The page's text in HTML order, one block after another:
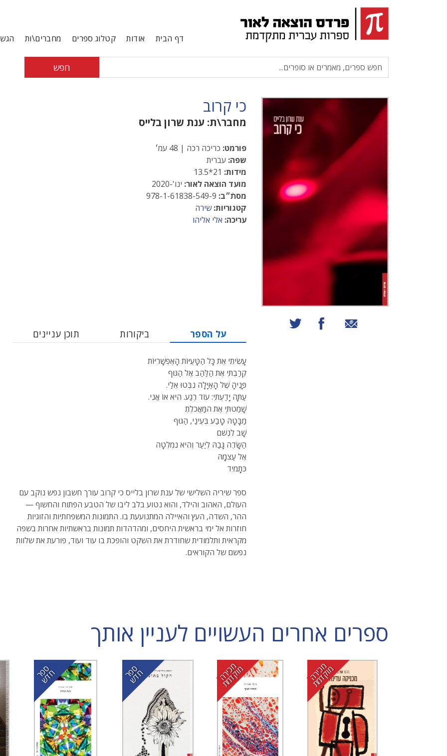
דף הבית אודות קטלוג ספרים מחברים\ות
חפש
שיתוף באמצעות אימייל
שיתוף בפייסבוק
כי קרוב
מחבר\ת: ענת שרון בלייס
פורמט: כריכה רכה | 48 עמ׳
שפה: עברית
מידות:
מועד הוצאה לאור: ינו'-2020
מסתֿ״ב:
קטגוריות: שירה
עריכה: אלי אליהו
על הספר ביקורות תוכן עניינים
עָשִׂיתִי אֶת כָּל הַטָּעֻיּוֹת הָאֶפְשָׁרִיּוֹת
קֵרַבְתִּי אֶת הַלַּהַב אֶל הַגּוּף
פָּנֶיהָ שֶׁל הָאַיָּלָה נִבְּטוּ אֵלַי.
עַתָּה יָדַעְתִּי: עוֹד רֶגַע. הִיא אוֹ אֲנִי.
שָׁמַטתְִּי אֶת המַַּאֲכלֶתֶ
מַבָּטָהּ טָבַע בְּעֵינַי, הַגּוּף
שָׁב לִנְשֹׁם
הַשָּׂדֶה גָּבַהּ לְיַעַר וְהִיא נִמְלְטָה
אֶל עַצמְָהּ
כּתְָמיִד
ספר שיריה השלישי של ענת שרון בלייס כי קרוב עורך חשבון נפש נוקב עם
העולם, האהוב והילד, והוא נטוע בלב ליבו של הטבע הפתוח והחשוף —
ההר, השדה, העץ והאיילה המתנועעת בו. התמונות המשפחתיות והזוגיות
חוזרות אל ימי בראשית היחסים, ומהדהדות תמונות בראשתיות אחרות בשפה
מקראית ותלמודית שחודרת את השקט והופכת בו עוד ועוד, פורעת את שלוות
נפשם של הקוראים.
ספרים אחרים העשויים לעניין אותך
מ
כ
י
ר
ה
מ
ו
ק
ד
מ
ת מ
כ
י
ר
ה
מ
ו
ק
ד
מ
ת ס
פ
ר
ח
ד
ש ס
פ
ר
ח
ד
ש